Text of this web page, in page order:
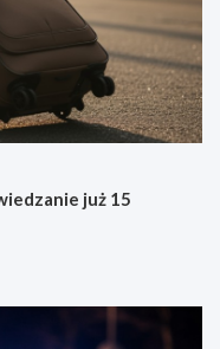
już 15